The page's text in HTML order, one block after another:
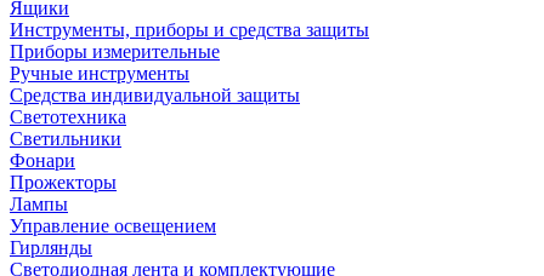
Ящики
Инструменты, приборы и средства защиты
Приборы измерительные
Ручные инструменты
Средства индивидуальной защиты
Светотехника
Светильники
Фонари
Прожекторы
Лампы
Управление освещением
Гирлянды
Светодиодная лента и комплектующие